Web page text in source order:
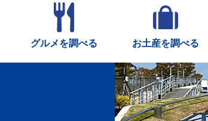
グルメを調べる お土産を調べる